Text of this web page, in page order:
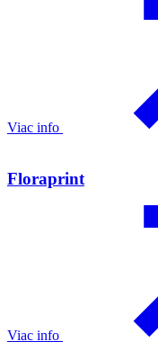
Viac info
Floraprint
Viac info